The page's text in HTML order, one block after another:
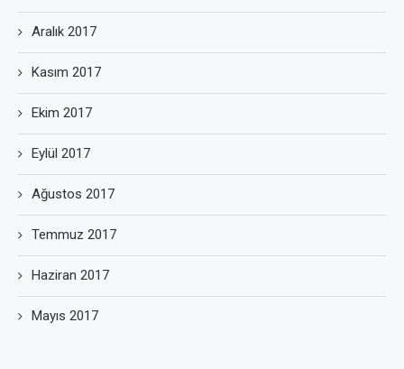
Aralık 2017
Kasım 2017
Ekim 2017
Eylül 2017
Ağustos 2017
Temmuz 2017
Haziran 2017
Mayıs 2017